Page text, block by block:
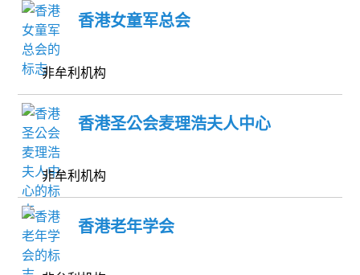
香港女童军总会
非牟利机构
香港圣公会麦理浩夫人中心
非牟利机构
香港老年学会